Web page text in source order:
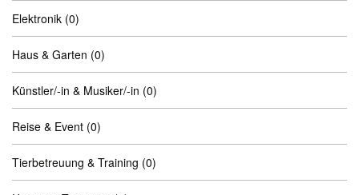
Elektronik (0)
Haus & Garten (0)
Künstler/-in & Musiker/-in (0)
Reise & Event (0)
Tierbetreuung & Training (0)